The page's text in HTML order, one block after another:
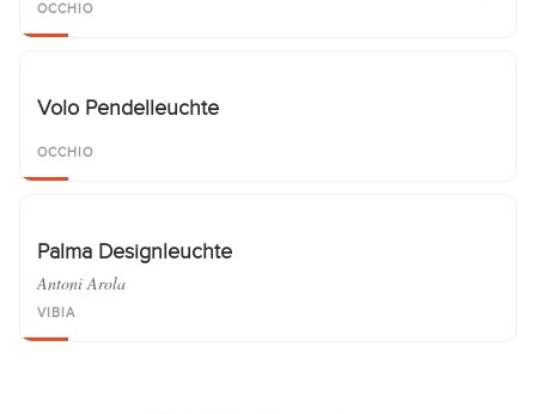
OCCHIO
Volo Pendelleuchte
OCCHIO
Palma Designleuchte
Antoni Arola
VIBIA